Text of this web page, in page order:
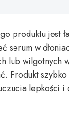
produktu jest
serum w
lub wilgotnych
Produkt szybko
lepkości i